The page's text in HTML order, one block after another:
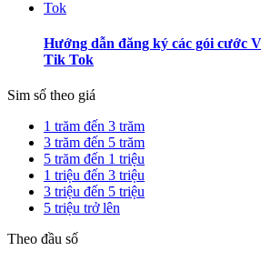
Hướng dẫn đăng ký các gói cước
Tik Tok
Sim số theo giá
1 trăm đến 3 trăm
3 trăm đến 5 trăm
5 trăm đến 1 triệu
1 triệu đến 3 triệu
3 triệu đến 5 triệu
5 triệu trở lên
Theo đầu số